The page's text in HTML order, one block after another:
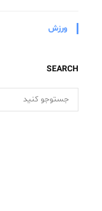
ورزش
SEARCH